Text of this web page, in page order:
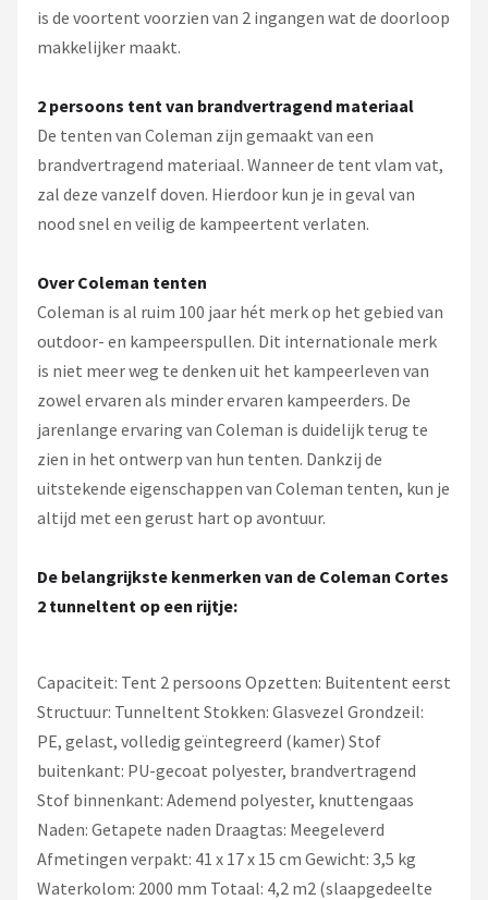
is de voortent voorzien van 2 ingangen wat de doorloop
makkelijker maakt.
2 persoons tent van brandvertragend materiaal
De tenten van Coleman zijn gemaakt van een
brandvertragend materiaal. Wanneer de tent vlam vat,
zal deze vanzelf doven. Hierdoor kun je in geval van
nood snel en veilig de kampeertent verlaten.
Over Coleman tenten
Coleman is al ruim 100 jaar hét merk op het gebied van
outdoor- en kampeerspullen. Dit internationale merk
is niet meer weg te denken uit het kampeerleven van
zowel ervaren als minder ervaren kampeerders. De
jarenlange ervaring van Coleman is duidelijk terug te
zien in het ontwerp van hun tenten. Dankzij de
uitstekende eigenschappen van Coleman tenten, kun je
altijd met een gerust hart op avontuur.
De belangrijkste kenmerken van de Coleman Cortes
2 tunneltent op een rijtje:
Capaciteit: Tent 2 persoons Opzetten: Buitentent eerst
Structuur: Tunneltent Stokken: Glasvezel Grondzeil:
PE, gelast, volledig geïntegreerd (kamer) Stof
buitenkant: PU-gecoat polyester, brandvertragend
Stof binnenkant: Ademend polyester, knuttengaas
Naden: Getapete naden Draagtas: Meegeleverd
Afmetingen verpakt: 41 x 17 x 15 cm Gewicht: 3,5 kg
Waterkolom: 2000 mm Totaal: 4,2 m2 (slaapgedeelte